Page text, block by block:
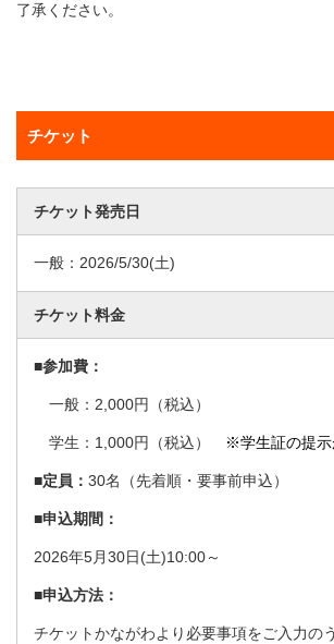
了承ください。
チケット
チケット発売日
一般： 2026/5/30(土)
チケット料金
■参加費：
一般：2,000円（税込）
学生：1,000円（税込） ※学生証の提示
■定員： 30名（先着順・要事前申込）
■申込期間：
2026年5月30日(土)10:00～
■申込方法：
チケットかながわより必要事項をご入力の